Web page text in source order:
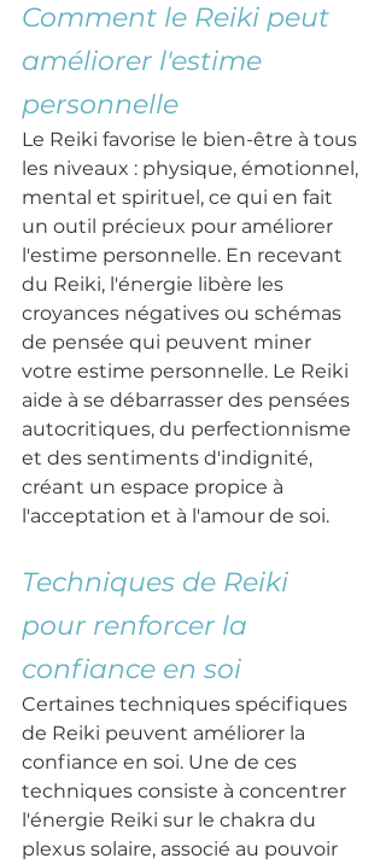
Comment le Reiki peut
améliorer l'estime
personnelle
Le Reiki favorise le bien-être à tous
les niveaux : physique, émotionnel,
mental et spirituel, ce qui en fait
un outil précieux pour améliorer
l'estime personnelle. En recevant
du Reiki, l'énergie libère les
croyances négatives ou schémas
de pensée qui peuvent miner
votre estime personnelle. Le Reiki
aide à se débarrasser des pensées
autocritiques, du perfectionnisme
et des sentiments d'indignité,
créant un espace propice à
l'acceptation et à l'amour de soi.
Techniques de Reiki
pour renforcer la
confiance en soi
Certaines techniques spécifiques
de Reiki peuvent améliorer la
confiance en soi. Une de ces
techniques consiste à concentrer
l'énergie Reiki sur le chakra du
plexus solaire, associé au pouvoir